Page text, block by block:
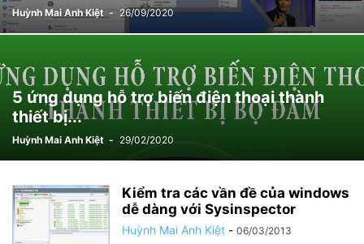
Huỳnh Mai Anh Kiệt - 26/09/2020
5 ứng dụng hỗ trợ biến điện thoại thành
thiết bị...
Huỳnh Mai Anh Kiệt - 29/02/2020
Kiểm tra các vần đề của windows
dễ dàng với Sysinspector
Huỳnh Mai Anh Kiệt - 06/03/2013